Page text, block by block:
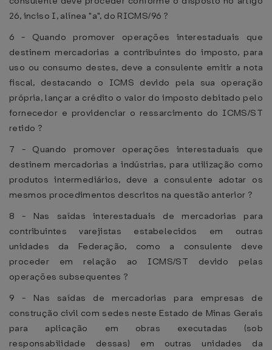
26, inciso I, alínea "a", do RICMS/96 ?
6 - Quando promover operações interestaduais que
destinem mercadorias a contribuintes do imposto, para
uso ou consumo destes, deve a consulente emitir a nota
fiscal, destacando o ICMS devido pela sua operação
própria, lançar a crédito o valor do imposto debitado pelo
fornecedor e providenciar o ressarcimento do ICMS/ST
retido ?
7 - Quando promover operações interestaduais que
destinem mercadorias a indústrias, para utilização como
produtos intermediários, deve a consulente adotar os
mesmos procedimentos descritos na questão anterior ?
8 - Nas saídas interestaduais de mercadorias para
contribuintes varejistas estabelecidos em outras
unidades da Federação, como a consulente deve
proceder em relação ao ICMS/ST devido pelas
operações subsequentes ?
9 - Nas saídas de mercadorias para empresas de
construção civil com sedes neste Estado de Minas Gerais
para aplicação em obras executadas (sob
responsabilidade dessas) em outras unidades da